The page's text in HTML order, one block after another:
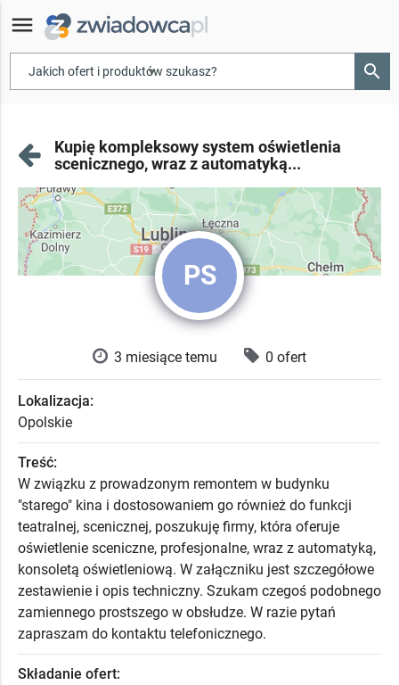
menu
▾ search
Kupię kompleksowy system oświetlenia
scenicznego, wraz z automatyką...
PS
3 miesiące temu 0 ofert
Lokalizacja:
Opolskie
Treść:
W związku z prowadzonym remontem w budynku
"starego" kina i dostosowaniem go również do funkcji
teatralnej, scenicznej, poszukuję firmy, która oferuje
oświetlenie sceniczne, profesjonalne, wraz z automatyką,
konsoletą oświetleniową. W załączniku jest szczegółowe
zestawienie i opis techniczny. Szukam czegoś podobnego
zamiennego prostszego w obsłudze. W razie pytań
zapraszam do kontaktu telefonicznego.
Składanie ofert: